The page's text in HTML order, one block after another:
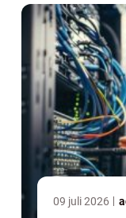
09 juli 2026